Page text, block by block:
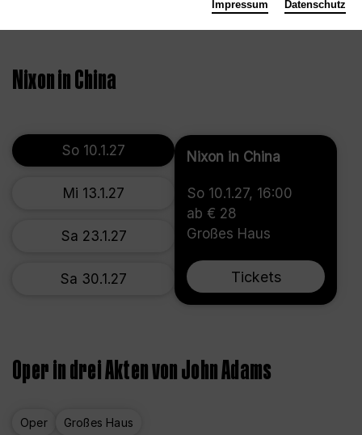
©2024, Thomas Aurin
Nixon in China
So 10.1.27
Mi 13.1.27
Sa 23.1.27
Sa 30.1.27
Nixon in China
So 10.1.27, 16:00
ab € 28
Großes Haus
Tickets
Oper in drei Akten von John Adams
Oper Großes Haus
Impressum Datenschutz